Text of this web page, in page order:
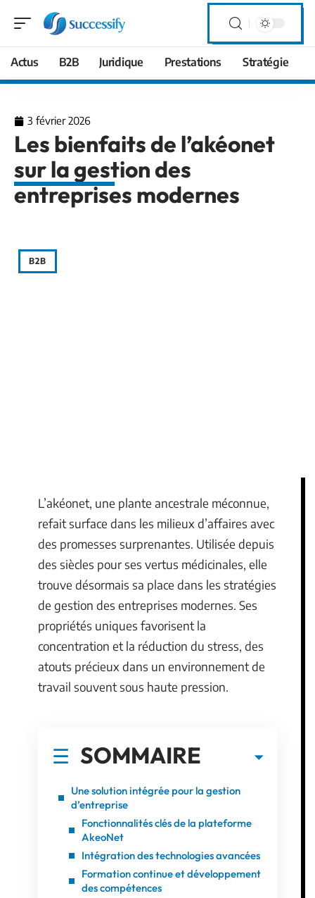
Actus B2B Juridique Prestations Stratégie
3 février 2026
Les bienfaits de l’akéonet
sur la gestion des
entreprises modernes
B2B
L’akéonet, une plante ancestrale méconnue,
refait surface dans les milieux d’affaires avec
des promesses surprenantes. Utilisée depuis
des siècles pour ses vertus médicinales, elle
trouve désormais sa place dans les stratégies
de gestion des entreprises modernes. Ses
propriétés uniques favorisent la
concentration et la réduction du stress, des
atouts précieux dans un environnement de
travail souvent sous haute pression.
SOMMAIRE
Une solution intégrée pour la gestion
d’entreprise
Fonctionnalités clés de la plateforme
AkeoNet
Intégration des technologies avancées
Formation continue et développement
des compétences